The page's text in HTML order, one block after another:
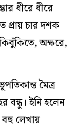
ধীরে ধীরে
প্রায় চার দশক
অক্ষরে,
মৈত্র
বন্ধু। ইনি হলেন
বহু লেখায়